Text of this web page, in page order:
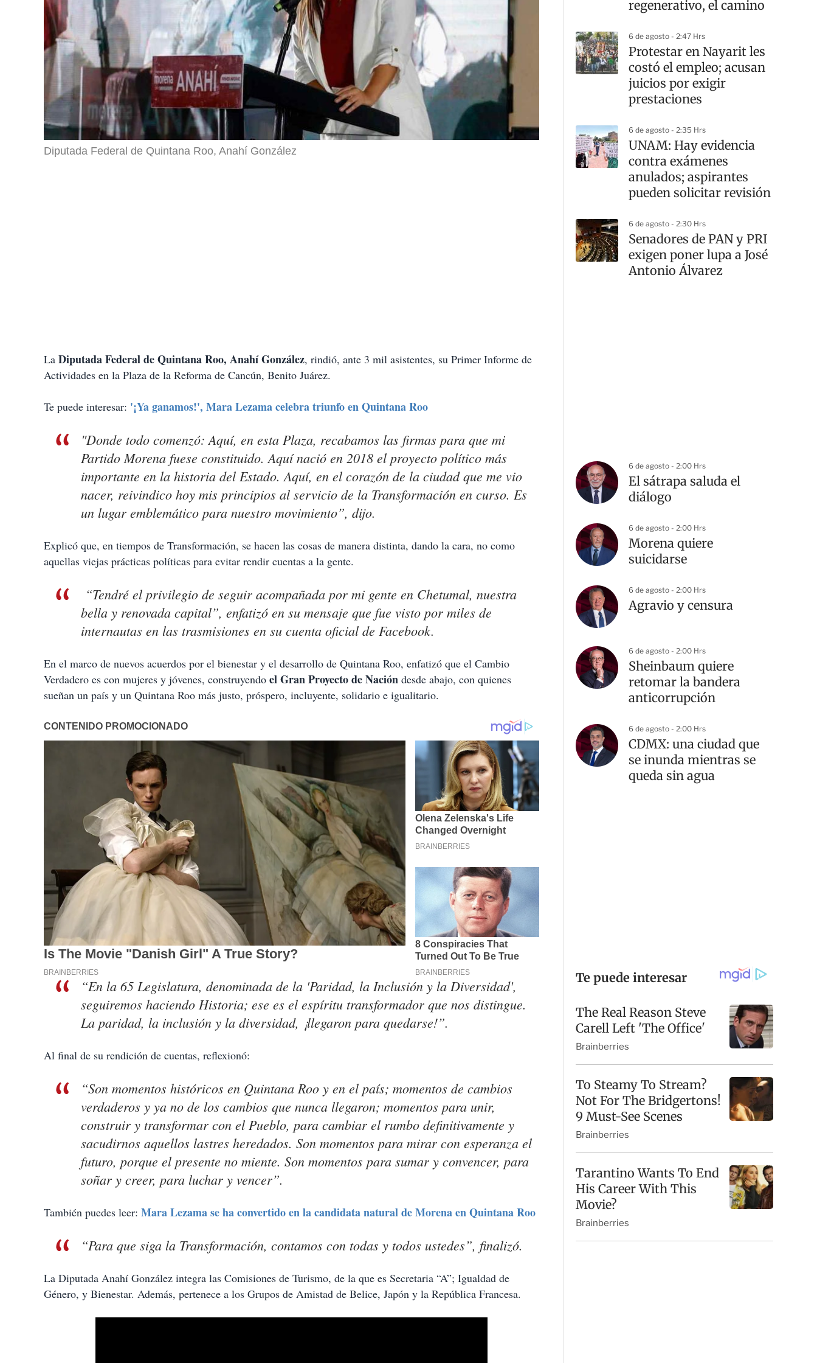
Diputada Federal de Quintana Roo, Anahí González
La Diputada Federal de Quintana Roo, Anahí González, rindió, ante 3 mil asistentes, su Primer Informe de
Actividades en la Plaza de la Reforma de Cancún, Benito Juárez.
Te puede interesar: '¡Ya ganamos!', Mara Lezama celebra triunfo en Quintana Roo
"Donde todo comenzó: Aquí, en esta Plaza, recabamos las firmas para que mi
Partido Morena fuese constituido. Aquí nació en 2018 el proyecto político más
importante en la historia del Estado. Aquí, en el corazón de la ciudad que me vio
nacer, reivindico hoy mis principios al servicio de la Transformación en curso. Es
un lugar emblemático para nuestro movimiento”, dijo.
Explicó que, en tiempos de Transformación, se hacen las cosas de manera distinta, dando la cara, no como
aquellas viejas prácticas políticas para evitar rendir cuentas a la gente.
“Tendré el privilegio de seguir acompañada por mi gente en Chetumal, nuestra
bella y renovada capital”, enfatizó en su mensaje que fue visto por miles de
internautas en las trasmisiones en su cuenta oficial de Facebook.
En el marco de nuevos acuerdos por el bienestar y el desarrollo de Quintana Roo, enfatizó que el Cambio
Verdadero es con mujeres y jóvenes, construyendo el Gran Proyecto de Nación desde abajo, con quienes
sueñan un país y un Quintana Roo más justo, próspero, incluyente, solidario e igualitario.
“En la 65 Legislatura, denominada de la 'Paridad, la Inclusión y la Diversidad',
seguiremos haciendo Historia; ese es el espíritu transformador que nos distingue.
La paridad, la inclusión y la diversidad, ¡llegaron para quedarse!”.
Al final de su rendición de cuentas, reflexionó:
“Son momentos históricos en Quintana Roo y en el país; momentos de cambios
verdaderos y ya no de los cambios que nunca llegaron; momentos para unir,
construir y transformar con el Pueblo, para cambiar el rumbo definitivamente y
sacudirnos aquellos lastres heredados. Son momentos para mirar con esperanza el
futuro, porque el presente no miente. Son momentos para sumar y convencer, para
soñar y creer, para luchar y vencer”.
También puedes leer: Mara Lezama se ha convertido en la candidata natural de Morena en Quintana Roo
“Para que siga la Transformación, contamos con todas y todos ustedes”, finalizó.
La Diputada Anahí González integra las Comisiones de Turismo, de la que es Secretaria “A”; Igualdad de
Género, y Bienestar. Además, pertenece a los Grupos de Amistad de Belice, Japón y la República Francesa.
regenerativo, el camino
6 de agosto - 2:47 Hrs
Protestar en Nayarit les
costó el empleo; acusan
juicios por exigir
prestaciones
6 de agosto - 2:35 Hrs
UNAM: Hay evidencia
contra exámenes
anulados; aspirantes
pueden solicitar revisión
6 de agosto - 2:30 Hrs
Senadores de PAN y PRI
exigen poner lupa a José
Antonio Álvarez
6 de agosto - 2:00 Hrs
El sátrapa saluda el
diálogo
6 de agosto - 2:00 Hrs
Morena quiere
suicidarse
6 de agosto - 2:00 Hrs
Agravio y censura
6 de agosto - 2:00 Hrs
Sheinbaum quiere
retomar la bandera
anticorrupción
6 de agosto - 2:00 Hrs
CDMX: una ciudad que
se inunda mientras se
queda sin agua